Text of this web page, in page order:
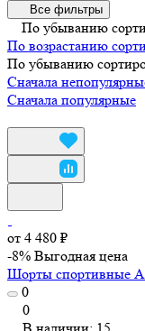
Все фильтры
По убыванию
По возрастанию
По убыванию
Сначала
Сначала популярные
от 4 480 ₽
-8% Выгодная цена
Шорты спортивные
0
0